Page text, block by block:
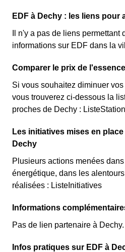
EDF à Dechy : les liens pour
Il n'y a pas de liens
informations sur EDF dans la
Comparer le prix de
Si vous souhaitez diminuer
vous trouverez ci-dessous la
proches de Dechy :
Les initiatives mises en
Dechy
Plusieurs actions menées
énergétique, dans les
réalisées : ListeInitiatives
Informations
Pas de lien partenaire à Dechy.
Infos pratiques sur EDF à